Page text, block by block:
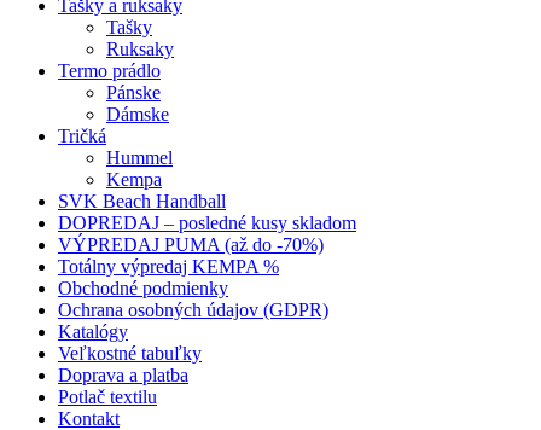
Tašky a ruksaky
Tašky
Ruksaky
Termo prádlo
Pánske
Dámske
Tričká
Hummel
Kempa
SVK Beach Handball
DOPREDAJ – posledné kusy skladom
VÝPREDAJ PUMA (až do -70%)
Totálny výpredaj KEMPA %
Obchodné podmienky
Ochrana osobných údajov (GDPR)
Katalógy
Veľkostné tabuľky
Doprava a platba
Potlač textilu
Kontakt